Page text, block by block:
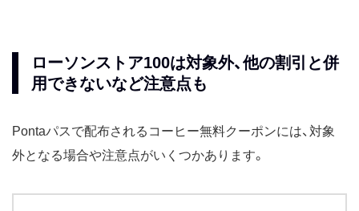
円引き
2025年10月
Pontaパス コラボベーカリー半額
Pontaパス コラボベーカリー半額
マチカフェコーヒーS無料引換券
クーポン券
ローソンストア100は対象外、他の割引と併
用できないなど注意点も
Pontaパスで配布されるコーヒー無料クーポンには、対象
外となる場合や注意点がいくつかあります。